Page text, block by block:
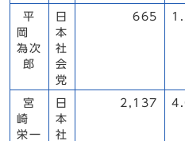
平
岡
為次
郎
日
本
社
会
党
665
宮
崎
栄一
日
本
社
2,137